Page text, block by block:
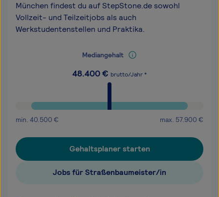
München findest du auf StepStone.de sowohl
Vollzeit- und Teilzeitjobs als auch
Werkstudentenstellen und Praktika.
Mediangehalt
48.400€ brutto/Jahr *
min. 40.500 € max. 57.900 €
Gehaltsplaner starten
Jobs für Straßenbaumeister/in